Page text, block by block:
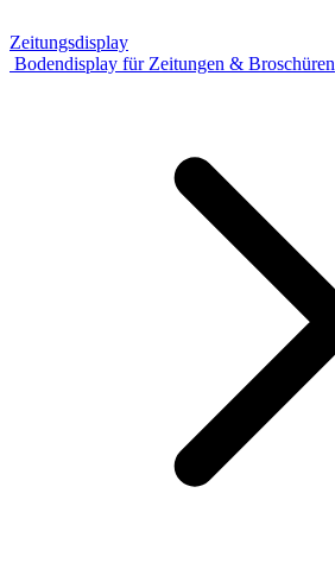
Zeitungsdisplay
Bodendisplay für Zeitungen & Broschüren